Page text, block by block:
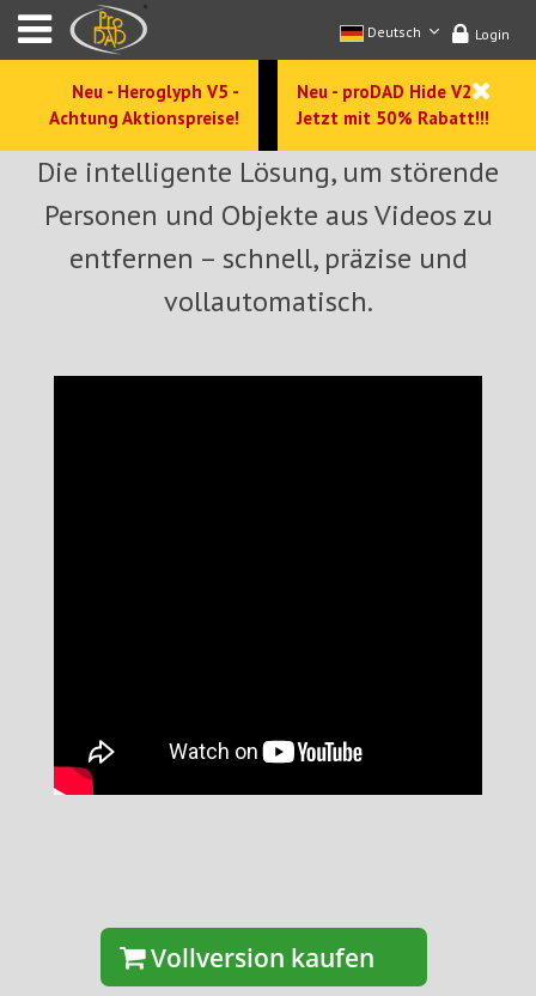
Login
Deutsch
Neu - Heroglyph V5 -
Achtung Aktionspreise!
Neu - proDAD Hide V2 -
Jetzt mit 50% Rabatt!!!
Die intelligente Lösung, um störende
Personen und Objekte aus Videos zu
entfernen – schnell, präzise und
vollautomatisch.
Vollversion kaufen